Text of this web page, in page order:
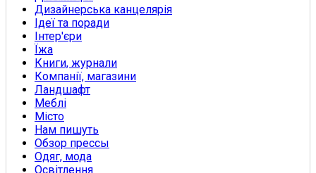
Дизайнерська канцелярія
Ідеї та поради
Інтер'єри
Їжа
Книги, журнали
Компанії, магазини
Ландшафт
Меблі
Місто
Нам пишуть
Обзор прессы
Одяг, мода
Освітлення